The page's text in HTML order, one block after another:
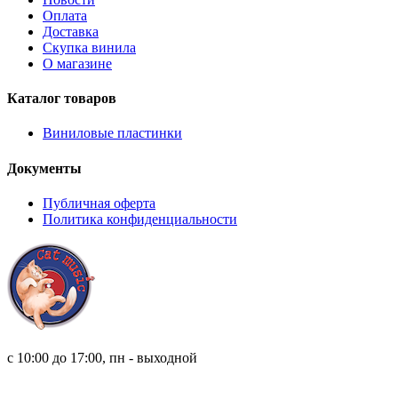
Оплата
Доставка
Скупка винила
О магазине
Каталог товаров
Виниловые пластинки
Документы
Публичная оферта
Политика конфиденциальности
с 10:00 до 17:00, пн - выходной